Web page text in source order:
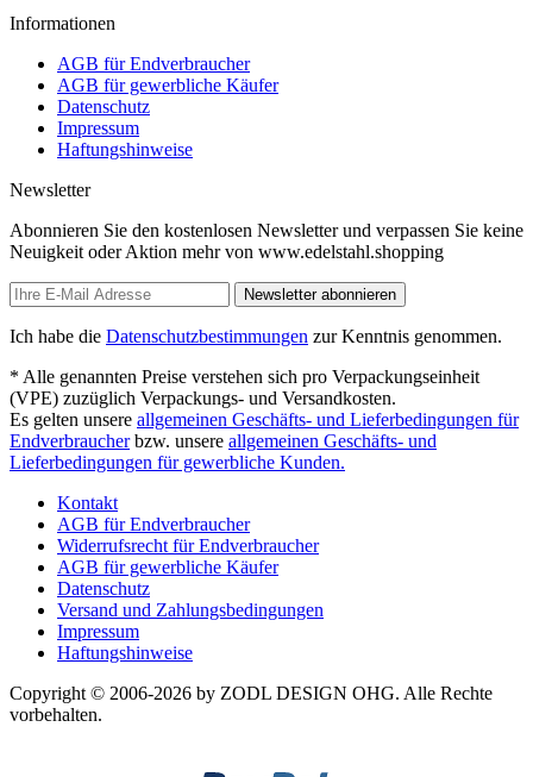
Informationen
AGB für Endverbraucher
AGB für gewerbliche Käufer
Datenschutz
Impressum
Haftungshinweise
Newsletter
Abonnieren Sie den kostenlosen Newsletter und verpassen Sie keine
Neuigkeit oder Aktion mehr von www.edelstahl.shopping
Newsletter abonnieren
Ich habe die Datenschutzbestimmungen zur Kenntnis genommen.
* Alle genannten Preise verstehen sich pro Verpackungseinheit
(VPE) zuzüglich Verpackungs- und Versandkosten.
Es gelten unsere allgemeinen Geschäfts- und Lieferbedingungen für
Endverbraucherbzw. unsere allgemeinen Geschäfts- und
Lieferbedingungen für gewerbliche Kunden.
Kontakt
AGB für Endverbraucher
Widerrufsrecht für Endverbraucher
AGB für gewerbliche Käufer
Datenschutz
Versand und Zahlungsbedingungen
Impressum
Haftungshinweise
Copyright © 2006-2026 by ZODL DESIGN OHG. Alle Rechte
vorbehalten.